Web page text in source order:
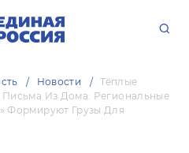
Новости
Тёплые
Из Дома: Региональные
Формируют Грузы Для